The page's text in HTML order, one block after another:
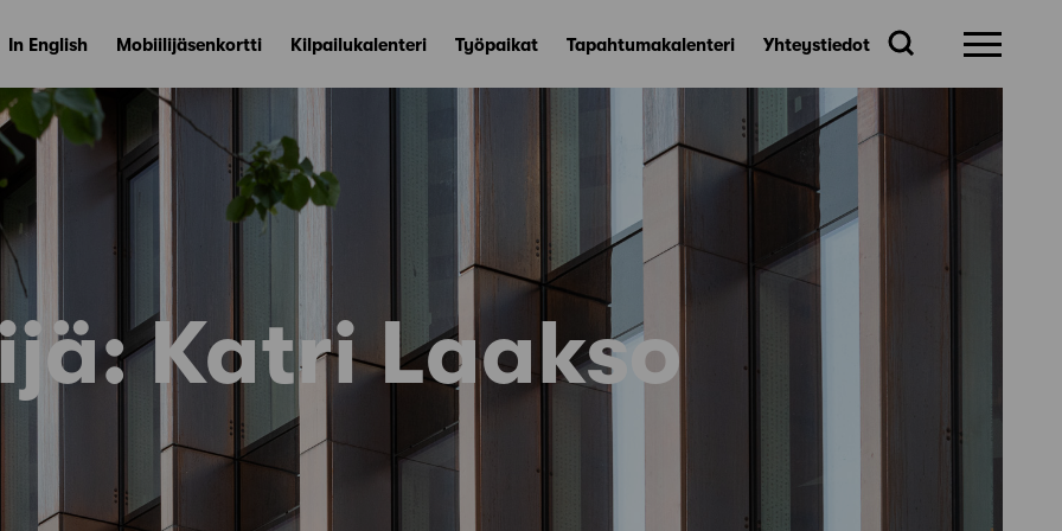
In English Mobiilijäsenkortti Kilpailukalenteri Työpaikat Tapahtumakalenteri Yhteystiedot
Katri Laakso